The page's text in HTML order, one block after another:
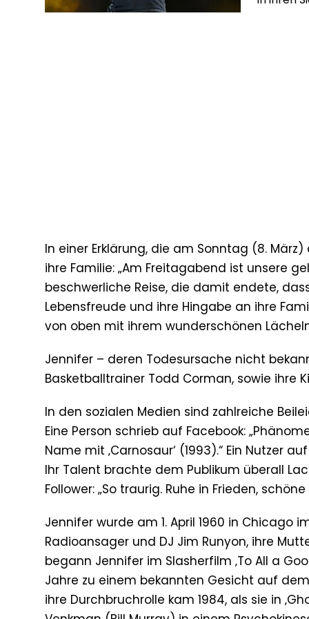
In einer Erklärung, die am Sonntag (8.
ihre Familie: „Am Freitagabend ist unsere
beschwerliche Reise, die damit endete,
Lebensfreude und ihre Hingabe an ihre
von oben mit ihrem wunderschönen
Jennifer – deren Todesursache nicht
Basketballtrainer Todd Corman, sowie ihre
In den sozialen Medien sind zahlreiche
Eine Person schrieb auf Facebook:
Name mit ‚Carnosaur‘ (1993).“ Ein Nutzer
Ihr Talent brachte dem Publikum überall
Follower: „So traurig. Ruhe in Frieden,
Jennifer wurde am 1. April 1960 in Chicago
Radioansager und DJ Jim Runyon, ihre
begann Jennifer im Slasherfilm ‚To All a
Jahre zu einem bekannten Gesicht auf
ihre Durchbruchrolle kam 1984, als sie in